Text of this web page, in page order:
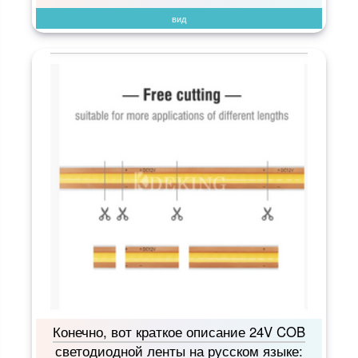
вид
Конечно, вот краткое описание 24V COB
светодиодной ленты на русском языке: